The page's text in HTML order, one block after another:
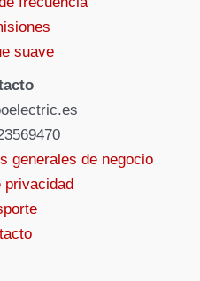
suave
generales de negocio
privacidad